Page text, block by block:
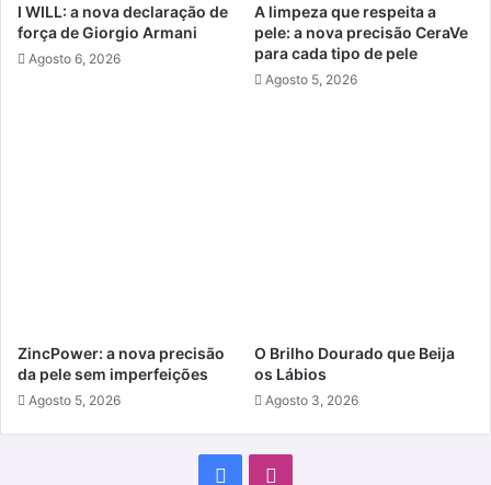
I WILL: a nova declaração de
força de Giorgio Armani
Agosto 6, 2026
A limpeza que respeita a
pele: a nova precisão CeraVe
para cada tipo de pele
Agosto 5, 2026
ZincPower: a nova precisão
da pele sem imperfeições
Agosto 5, 2026
O Brilho Dourado que Beija
os Lábios
Agosto 3, 2026
Facebook